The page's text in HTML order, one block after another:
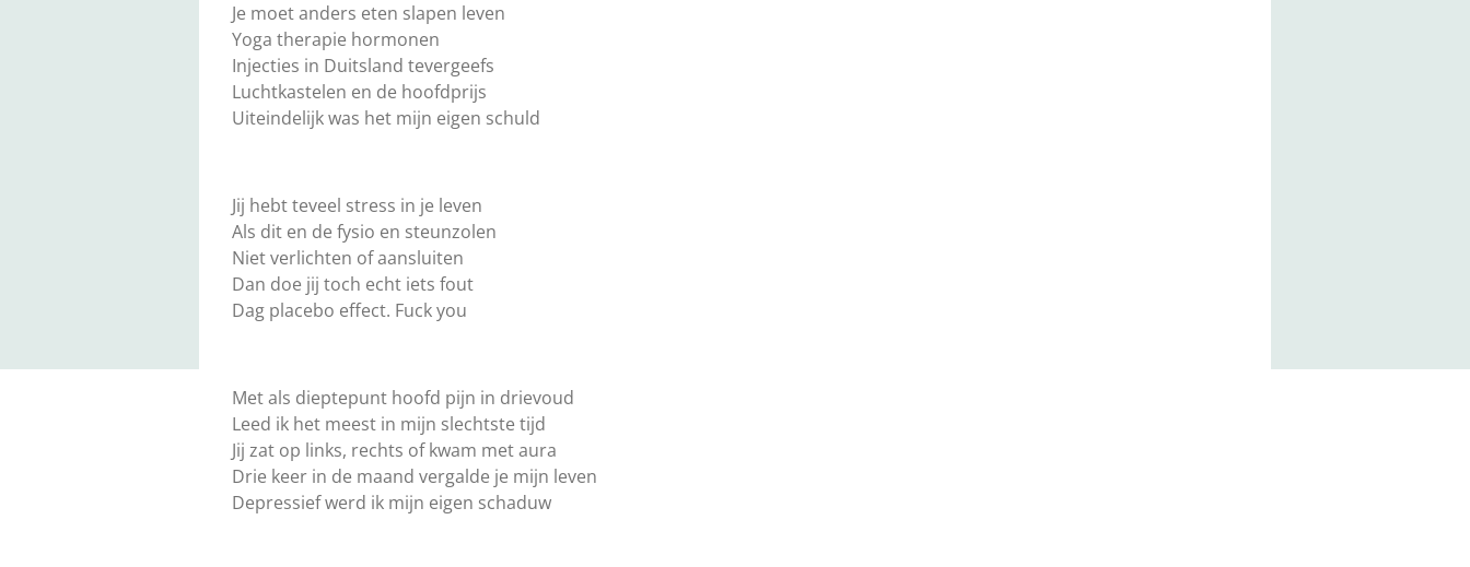
Je moet anders eten slapen leven
Yoga therapie hormonen
Injecties in Duitsland tevergeefs
Luchtkastelen en de hoofdprijs
Uiteindelijk was het mijn eigen schuld
Jij hebt teveel stress in je leven
Als dit en de fysio en steunzolen
Niet verlichten of aansluiten
Dan doe jij toch echt iets fout
Dag placebo effect. Fuck you
Met als dieptepunt hoofd pijn in drievoud
Leed ik het meest in mijn slechtste tijd
Jij zat op links, rechts of kwam met aura
Drie keer in de maand vergalde je mijn leven
Depressief werd ik mijn eigen schaduw